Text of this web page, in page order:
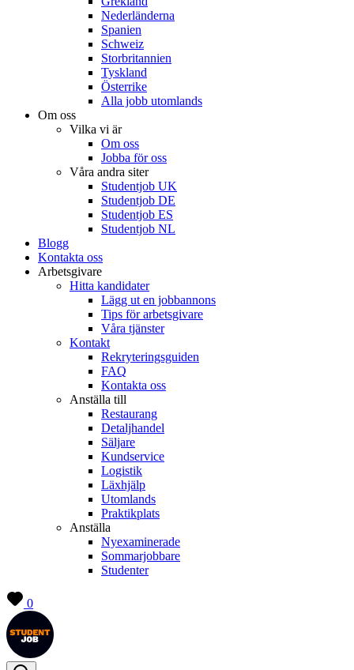
Nederländerna
Spanien
Schweiz
Storbritannien
Tyskland
Österrike
Alla jobb utomlands
Om oss
Vilka vi är
Om oss
Jobba för oss
Våra andra siter
Studentjob UK
Studentjob DE
Studentjob ES
Studentjob NL
Blogg
Kontakta oss
Arbetsgivare
Hitta kandidater
Lägg ut en jobbannons
Tips för arbetsgivare
Våra tjänster
Kontakt
Rekryteringsguiden
FAQ
Kontakta oss
Anställa till
Restaurang
Detaljhandel
Säljare
Kundservice
Logistik
Läxhjälp
Utomlands
Praktikplats
Anställa
Nyexaminerade
Sommarjobbare
Studenter
0